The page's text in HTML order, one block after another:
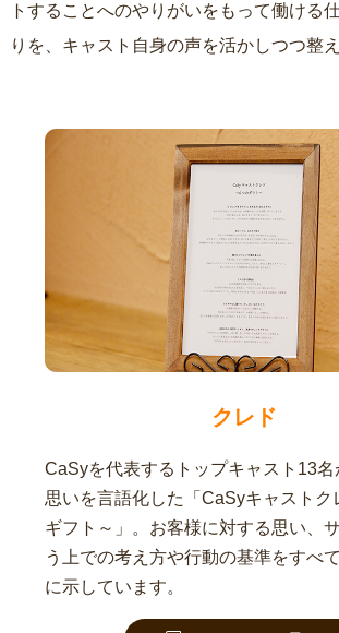
トすることへのやりがいをもって働ける仕
りを、キャスト自身の声を活かしつつ整
クレド
CaSyを代表するトップキャスト13
思いを言語化した「CaSyキャストク
ギフト～」。お客様に対する思い、
う上での考え方や行動の基準をすべ
に示しています。